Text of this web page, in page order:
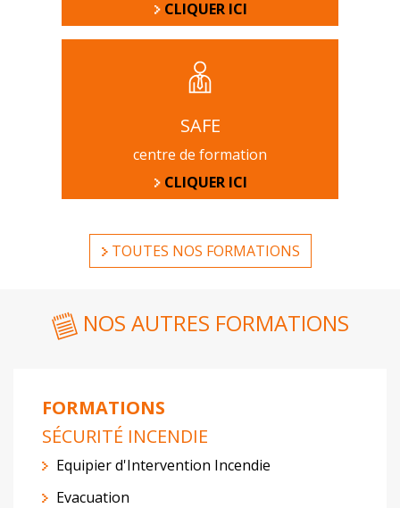
CLIQUER ICI
SAFE
centre de formation
CLIQUER ICI
TOUTES NOS FORMATIONS
NOS AUTRES FORMATIONS
FORMATIONS
SÉCURITÉ INCENDIE
Equipier d'Intervention Incendie
Evacuation